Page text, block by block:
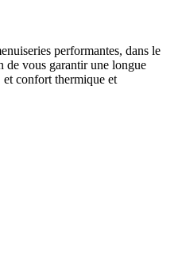
performantes, dans le
de vous garantir une longue
et confort thermique et